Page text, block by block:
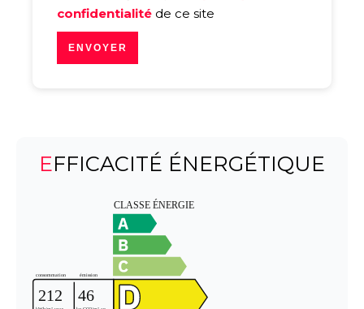
confidentialité de ce site
ENVOYER
EFFICACITÉ ÉNERGÉTIQUE